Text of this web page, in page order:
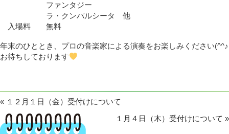
ファンタジー
ラ・クンパルシータ 他
入場料 無料
年末のひととき、プロの音楽家による演奏をお楽しみください(^^♪
お待ちしております
« １２月１日（金）受付けについて
１月４日（木）受付けについて »